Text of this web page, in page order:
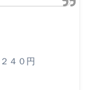
４０円